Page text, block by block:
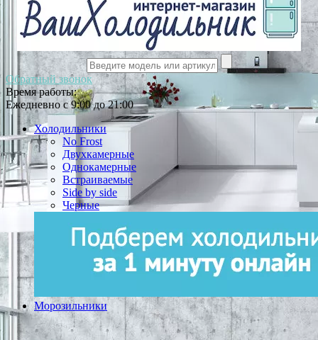
Обратный звонок
Время работы:
Ежедневно с 9:00 до 21:00
Холодильники
No Frost
Двухкамерные
Однокамерные
Встраиваемые
Side by side
Черные
Морозильники